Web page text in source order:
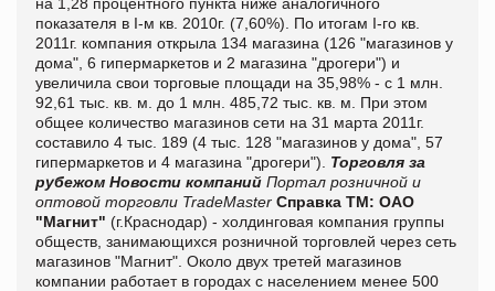
показателя в I-м кв. 2010г. (7,60%). По итогам I-го кв.
2011г. компания открыла 134 магазина (126 "магазинов у
дома", 6 гипермаркетов и 2 магазина "дрогери") и
увеличила свои торговые площади на 35,98% - с 1 млн.
92,61 тыс. кв. м. до 1 млн. 485,72 тыс. кв. м. При этом
общее количество магазинов сети на 31 марта 2011г.
составило 4 тыс. 189 (4 тыс. 128 "магазинов у дома", 57
гипермаркетов и 4 магазина "дрогери"). Торговля за
рубежом Новости компаний Портал розничной и
оптовой торговли TradeMaster Справка ТМ: ОАО
"Магнит" (г.Краснодар) - холдинговая компания группы
обществ, занимающихся розничной торговлей через сеть
магазинов "Магнит". Около двух третей магазинов
компании работает в городах с населением менее 500